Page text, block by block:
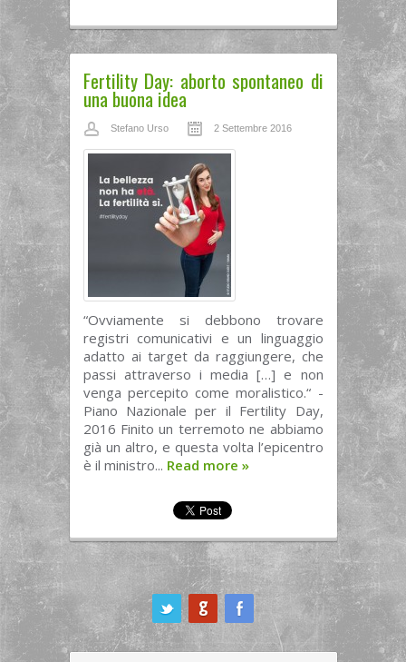
Fertility Day: aborto spontaneo di
una buona idea
Stefano Urso 2 Settembre 2016
“Ovviamente si debbono trovare
registri comunicativi e un linguaggio
adatto ai target da raggiungere, che
passi attraverso i media […] e non
venga percepito come moralistico.“ -
Piano Nazionale per il Fertility Day,
2016 Finito un terremoto ne abbiamo
già un altro, e questa volta l’epicentro
è il ministro... Read more »